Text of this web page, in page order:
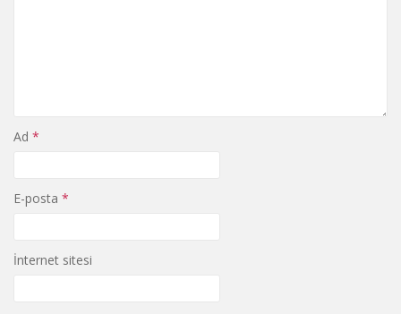
Ad *
E-posta *
İnternet sitesi